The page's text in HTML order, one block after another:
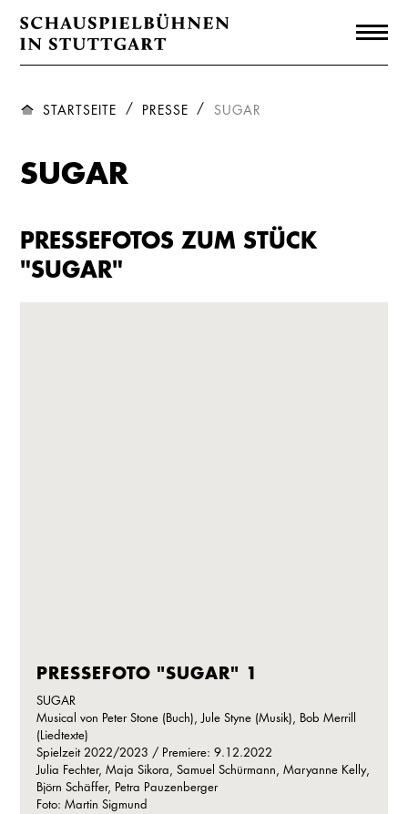
STARTSEITE PRESSE SUGAR
SUGAR
PRESSEFOTOS ZUM STÜCK
"SUGAR"
PRESSEFOTO "SUGAR" 1
SUGAR
Musical von Peter Stone (Buch), Jule Styne (Musik), Bob Merrill
(Liedtexte)
Spielzeit 2022/2023 / Premiere: 9.12.2022
Julia Fechter, Maja Sikora, Samuel Schürmann, Maryanne Kelly,
Björn Schäffer, Petra Pauzenberger
Foto: Martin Sigmund